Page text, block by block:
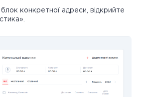
конкретної адреси, відкрийте